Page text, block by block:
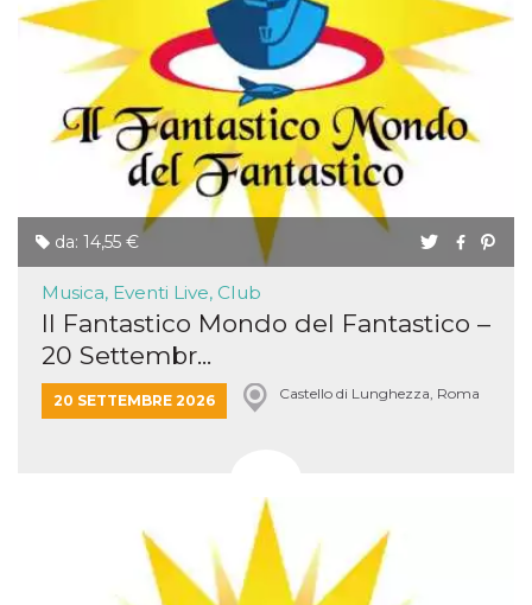
da: 14,55 €
Musica, Eventi Live, Club
Il Fantastico Mondo del Fantastico –
20 Settembr...
20 SETTEMBRE 2026 Castello di Lunghezza, Roma